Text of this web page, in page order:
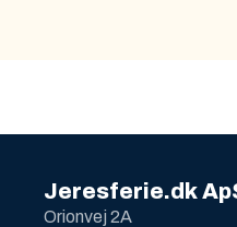
Jeresferie.dk
Orionvej 2A